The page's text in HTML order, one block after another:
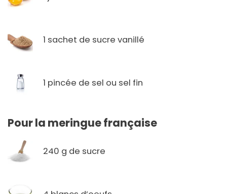
1 sachet de sucre vanillé
1 pincée de sel ou sel fin
Pour la meringue française
240 g de sucre